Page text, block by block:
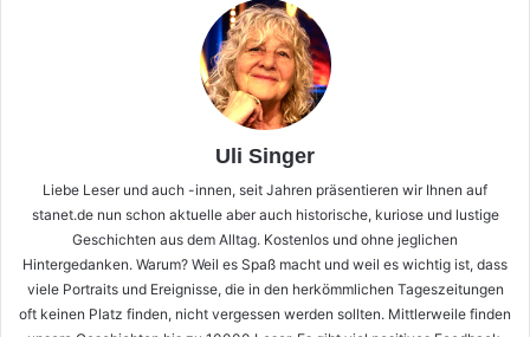
Uli Singer
Liebe Leser und auch -innen, seit Jahren präsentieren wir Ihnen auf
stanet.de nun schon aktuelle aber auch historische, kuriose und lustige
Geschichten aus dem Alltag. Kostenlos und ohne jeglichen
Hintergedanken. Warum? Weil es Spaß macht und weil es wichtig ist, dass
viele Portraits und Ereignisse, die in den herkömmlichen Tageszeitungen
oft keinen Platz finden, nicht vergessen werden sollten. Mittlerweile finden